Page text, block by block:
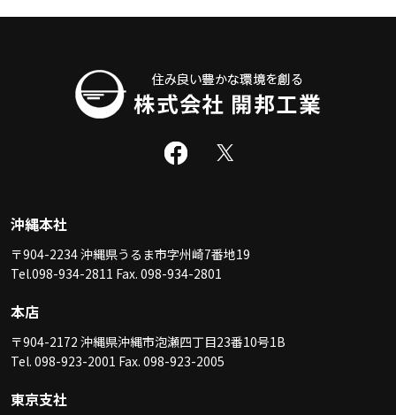
沖縄本社
〒904-2234 沖縄県うるま市字州崎7番地19
Tel.098-934-2811 Fax. 098-934-2801
本店
〒904-2172 沖縄県沖縄市泡瀬四丁目23番10号1B
Tel. 098-923-2001 Fax. 098-923-2005
東京支社